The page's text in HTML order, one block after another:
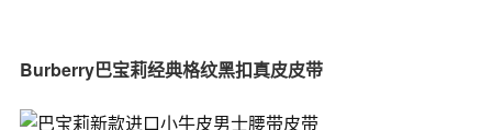
Burberry巴宝莉经典格纹黑扣真皮皮带